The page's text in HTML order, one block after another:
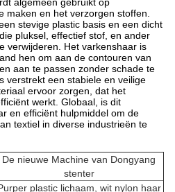
maken en het verzorgen stoffen.
stevige plastic basis en een dicht
pluksel, effectief stof, en ander
verwijderen. Het varkenshaar is
hen om aan de contouren van
aan te passen zonder schade te
verstrekt een stabiele en veilige
ervoor zorgen, dat het
werkt. Globaal, is dit
en efficiënt hulpmiddel om de
textiel in diverse industrieën te
De nieuwe Machine van Dongyang
stenter
plastic lichaam, wit nylon haar